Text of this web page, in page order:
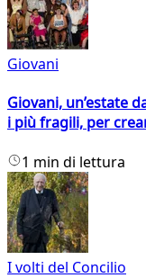
Giovani
Giovani, un’estate
i più fragili, per
1 min di lettura
I volti del Concilio